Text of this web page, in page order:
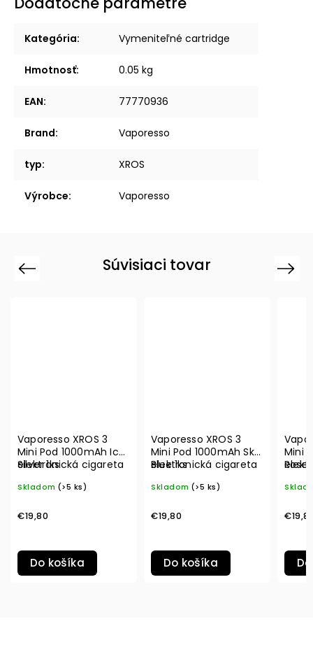
Kategória: Vymeniteľné cartridge
Hmotnosť: 0.05 kg
EAN: 77770936
Brand: Vaporesso
typ: XROS
Výrobce: Vaporesso
Súvisiaci tovar
Previous
Vaporesso XROS 3
Mini Pod 1000mAh Icy
Silver 1ks
elektronická cigareta
Skladom (>5 ks)
€19,80
Do košíka
Vaporesso XROS 3
Mini Pod 1000mAh Sky
Blue 1ks
elektronická cigareta
Skladom (>5 ks)
€19,80
Do košíka
Mini
Rose
Next